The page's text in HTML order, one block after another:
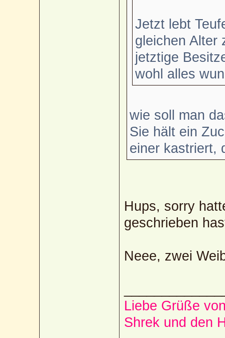
Jetzt lebt
gleichen Alter
jetztige
wohl alles
wie soll man
Sie hält ein
einer kastriert,
Hups, sorry
geschrieben
Neee, zwei
Liebe Grüße
Shrek und den